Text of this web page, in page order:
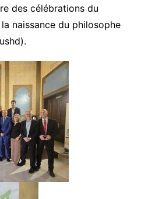
des célébrations du
naissance du philosophe